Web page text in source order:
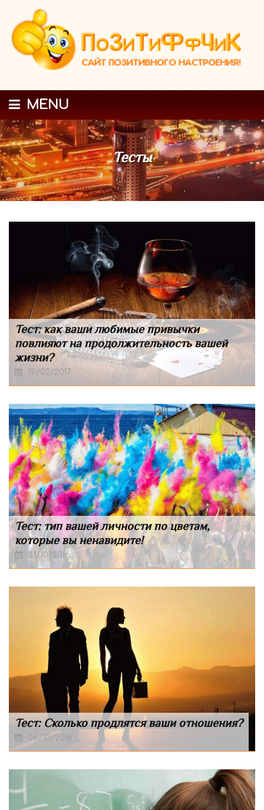
MENU
Тесты
Тест: как ваши любимые привычки
повлияют на продолжительность вашей
жизни?
19/02/2017
Тест: тип вашей личности по цветам,
которые вы ненавидите!
31/10/2016
Тест: Сколько продлятся ваши отношения?
06/10/2016